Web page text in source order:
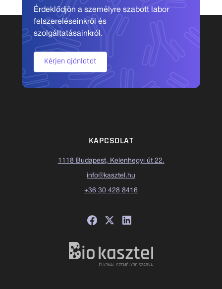
Érdeklődjön a személyre szabott labor
felszereléseinkről és
szolgáltatásainkról.
Kérjen ajánlatot
KAPCSOLAT
1118 Budapest, Kelenhegyi út 22.
info@kasztel.hu
+36 30 428 8416